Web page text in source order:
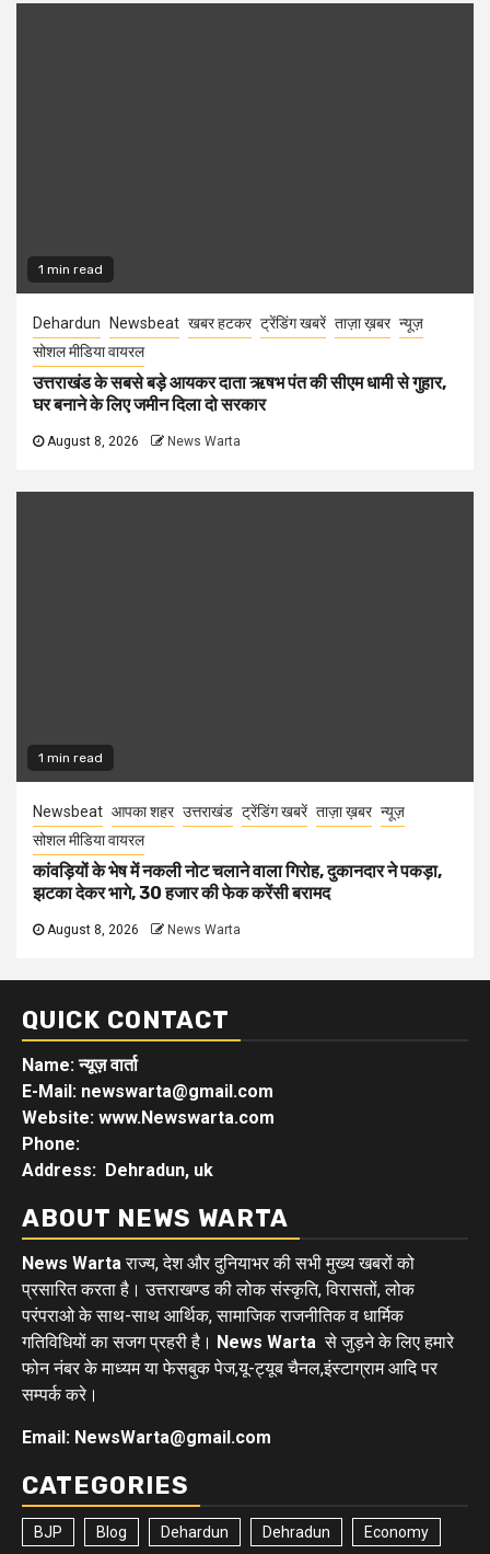
1 min read
Dehardun Newsbeat खबर हटकर ट्रेंडिंग खबरें ताज़ा ख़बर न्यूज़
सोशल मीडिया वायरल
उत्तराखंड के सबसे बड़े आयकर दाता ऋषभ पंत की सीएम धामी से गुहार,
घर बनाने के लिए जमीन दिला दो सरकार
August 8, 2026 News Warta
1 min read
Newsbeat आपका शहर उत्तराखंड ट्रेंडिंग खबरें ताज़ा ख़बर न्यूज़
सोशल मीडिया वायरल
कांवड़ियों के भेष में नकली नोट चलाने वाला गिरोह, दुकानदार ने पकड़ा,
झटका देकर भागे, 30 हजार की फेक करेंसी बरामद
August 8, 2026 News Warta
QUICK CONTACT
Name: न्यूज़ वार्ता
E-Mail: newswarta@gmail.com
Website: www.Newswarta.com
Phone:
Address: Dehradun, uk
ABOUT NEWS WARTA
News Wartaराज्य, देश और दुनियाभर की सभी मुख्य खबरों को
प्रसारित करता है। उत्तराखण्ड की लोक संस्कृति, विरासतों, लोक
परंपराओ के साथ-साथ आर्थिक, सामाजिक राजनीतिक व धार्मिक
गतिविधियों का सजग प्रहरी है। News Warta से जुड़ने के लिए हमारे
फोन नंबर के माध्यम या फेसबुक पेज,यू-ट्यूब चैनल,इंस्टाग्राम आदि पर
सम्पर्क करे।
Email: NewsWarta@gmail.com
CATEGORIES
BJP Blog Dehardun Dehradun Economy